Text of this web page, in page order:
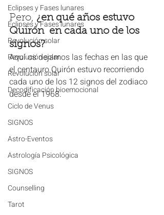
Eclipses y Fases lunares
Eclipses y Fases lunares
Revolución solar
Revolución solar
Revolución solar
Decodificación bioemocional
Ciclo de Venus
SIGNOS
Astro-Eventos
Astrología Psicológica
SIGNOS
Counselling
Tarot
Pero, ¿en qué años estuvo
Quirón  en cada uno de los
signos?
Aquí os dejamos las fechas en las que
el centauro Quirón estuvo recorriendo
cada uno de los 12 signos del zodiaco
desde el 1968.